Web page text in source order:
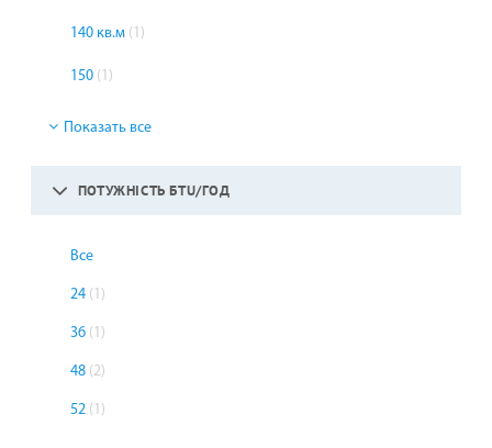
140 кв.м (1)
150 (1)
Показать все
ПОТУЖНІСТЬ БТU/ГОД
Все
24 (1)
36 (1)
48 (2)
52 (1)